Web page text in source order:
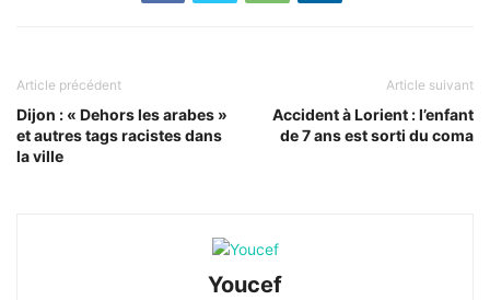
Article précédent
Dijon : « Dehors les arabes »
et autres tags racistes dans
la ville
Article suivant
Accident à Lorient : l’enfant
de 7 ans est sorti du coma
Youcef